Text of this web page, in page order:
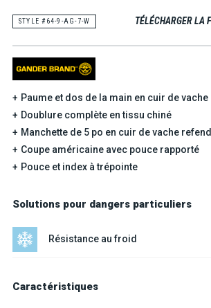
STYLE #64-9-AG-7-W TÉLÉCHARGER LA
Paume et dos de la main en cuir de
Doublure complète en tissu chiné
Manchette de 5 po en cuir de vache
Coupe américaine avec pouce rapporté
Pouce et index à trépointe
Solutions pour dangers particuliers
Résistance au froid
Caractéristiques